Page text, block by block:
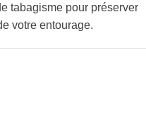
tabagisme pour préserver
votre entourage.